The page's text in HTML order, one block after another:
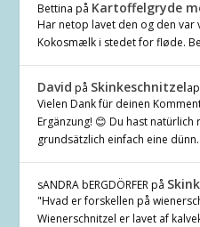
Bettina på Kartoffelgryde
Har netop lavet den og den var
Kokosmælk i stedet for fløde.
David på Skinkeschnitzel
Vielen Dank für deinen
Ergänzung! 😊 Du hast natürlich
grundsätzlich einfach eine
sANDRA bERGDÖRFERpå
"Hvad er forskellen på
Wienerschnitzel er lavet af